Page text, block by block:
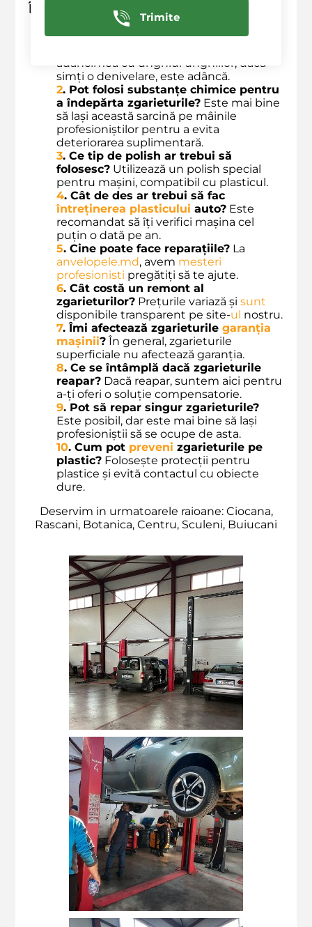
Întrebări Frecvente
1. Cum pot ști dacă zgarietura este
adâncimea cu unghiul unghiilor; dacă
simți o denivelare, este adâncă.
2. Pot folosi substanțe chimice pentru
a îndepărta zgarieturile? Este mai bine
să lași această sarcină pe mâinile
profesioniștilor pentru a evita
deteriorarea suplimentară.
3. Ce tip de polish ar trebui să
folosesc? Utilizează un polish special
pentru mașini, compatibil cu plasticul.
4. Cât de des ar trebui să fac
întreținerea plasticului auto? Este
recomandat să îți verifici mașina cel
puțin o dată pe an.
5. Cine poate face reparațiile? La
anvelopele.md, avem mesteri
profesionisti pregătiți să te ajute.
6. Cât costă un remont al
zgarieturilor? Prețurile variază și sunt
disponibile transparent pe site-ul nostru.
7. Îmi afectează zgarieturile garanția
mașinii? În general, zgarieturile
superficiale nu afectează garanția.
8. Ce se întâmplă dacă zgarieturile
reapar? Dacă reapar, suntem aici pentru
a-ți oferi o soluție compensatorie.
9. Pot să repar singur zgarieturile?
Este posibil, dar este mai bine să lași
profesioniștii să se ocupe de asta.
10. Cum pot preveni zgarieturile pe
plastic? Folosește protecții pentru
plastice și evită contactul cu obiecte
dure.
Deservim in urmatoarele raioane: Ciocana,
Rascani, Botanica, Centru, Sculeni, Buiucani
Trimite